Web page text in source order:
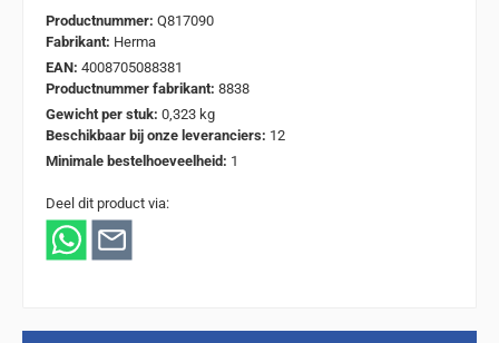
Productnummer: Q817090
Fabrikant: Herma
EAN: 4008705088381
Productnummer fabrikant: 8838
Gewicht per stuk: 0,323 kg
Beschikbaar bij onze leveranciers: 12
Minimale bestelhoeveelheid: 1
Deel dit product via: